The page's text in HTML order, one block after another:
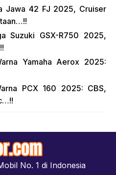
Jawa 42 FJ 2025, Cruiser
Suzuki GSX-R750 2025,
Yamaha Aerox 2025:
PCX 160 2025: CBS,
No. 1 di Indonesia